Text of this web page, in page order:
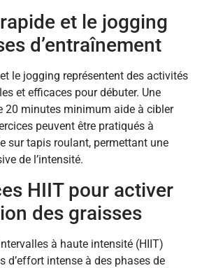
et le jogging
d’entraînement
le jogging représentent des activités
et efficaces pour débuter. Une
20 minutes minimum aide à cibler
peuvent être pratiqués à
sur tapis roulant, permettant une
de l’intensité.
HIIT pour activer
des graisses
à haute intensité (HIIT)
d’effort intense à des phases de